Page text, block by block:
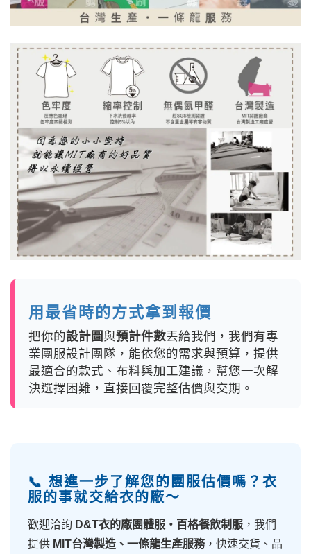
用最省時的方式拿到報價
把你的設計圖與預計件數丟給我們，我們有專
業團服設計團隊，能依您的需求與預算，提供
最適合的款式、布料與加工建議，幫您一次解
決選擇困難，直接回覆完整估價與交期。
📞 想進一步了解您的團服估價嗎？衣
服的事就交給衣的廠～
歡迎洽詢 D&T衣的廠團體服・百格餐飲制服 ，我們
提供 MIT台灣製造、一條龍生產服務，快速交貨、品